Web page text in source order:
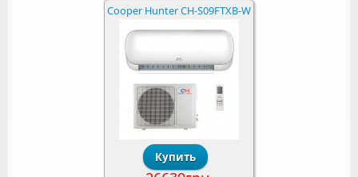
Cooper Hunter CH-S09FTXB-W